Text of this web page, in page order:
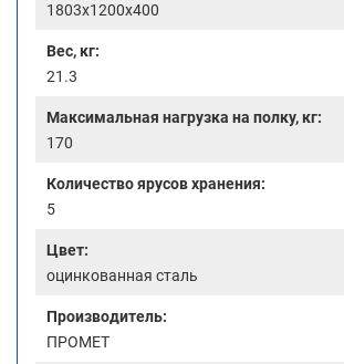
1803x1200x400
Вес, кг:
21.3
Максимальная нагрузка на полку, кг:
170
Количество ярусов хранения:
5
Цвет:
оцинкованная сталь
Производитель:
ПРОМЕТ